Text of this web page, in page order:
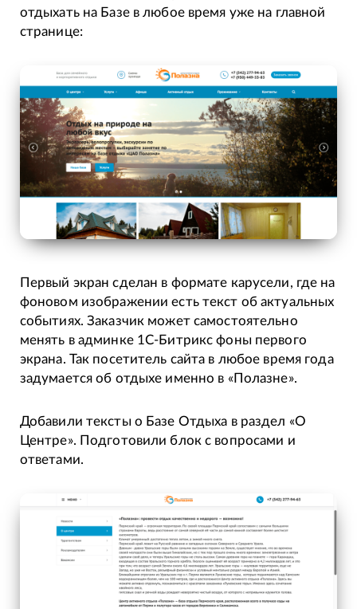
отдыхать на Базе в любое время уже на главной
странице:
Первый экран сделан в формате карусели, где на
фоновом изображении есть текст об актуальных
событиях. Заказчик может самостоятельно
менять в админке 1С-Битрикс фоны первого
экрана. Так посетитель сайта в любое время года
задумается об отдыхе именно в «Полазне».
Добавили тексты о Базе Отдыха в раздел «О
Центре». Подготовили блок с вопросами и
ответами.